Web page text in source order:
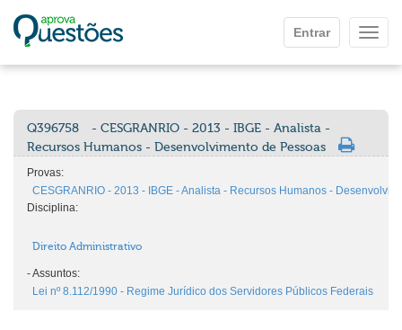
Entrar
Q396758
- CESGRANRIO - 2013 - IBGE - Analista -
Recursos Humanos - Desenvolvimento de Pessoas
Provas:
CESGRANRIO - 2013 - IBGE - Analista - Recursos Humanos -
Disciplina:
Direito Administrativo
-Assuntos:
Lei nº 8.112/1990 - Regime Jurídico dos Servidores Públicos Federais